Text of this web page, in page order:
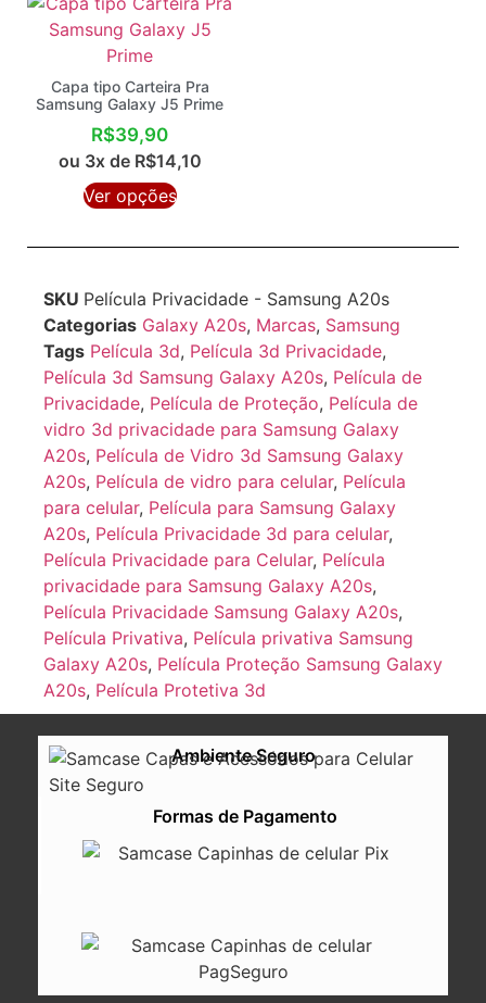
Capa tipo Carteira Pra
Samsung Galaxy J5 Prime
R$39,90
ou 3x de R$14,10
Ver opções
SKU Película Privacidade - Samsung A20s
Categorias Galaxy A20s, Marcas, Samsung
Tags Película 3d, Película 3d Privacidade,
Película 3d Samsung Galaxy A20s, Película de
Privacidade, Película de Proteção, Película de
vidro 3d privacidade para Samsung Galaxy
A20s, Película de Vidro 3d Samsung Galaxy
A20s, Película de vidro para celular, Película
para celular, Película para Samsung Galaxy
A20s, Película Privacidade 3d para celular,
Película Privacidade para Celular, Película
privacidade para Samsung Galaxy A20s,
Película Privacidade Samsung Galaxy A20s,
Película Privativa, Película privativa Samsung
Galaxy A20s, Película Proteção Samsung Galaxy
A20s, Película Protetiva 3d
Ambiente Seguro
Formas de Pagamento